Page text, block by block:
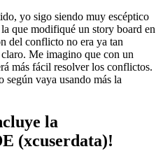
yo sigo siendo muy escéptico
que modifiqué un story board en
del conflicto no era ya tan
Me imagino que con un
más fácil resolver los conflictos.
vaya usando más la
la
(xcuserdata)!